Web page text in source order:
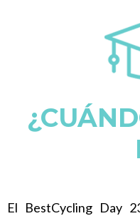
El BestCycling Day